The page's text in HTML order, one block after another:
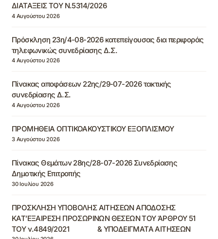
ΔΙΑΤΑΞΕΙΣ ΤΟΥ Ν.5314/2026
4 Αυγούστου 2026
Πρόσκληση 23η/4-08-2026 κατεπείγουσας δια περιφοράς
τηλεφωνικώς συνεδρίασης Δ.Σ.
4 Αυγούστου 2026
Πίνακας αποφάσεων 22ης/29-07-2026 τακτικής
συνεδρίασης Δ.Σ.
4 Αυγούστου 2026
ΠΡΟΜΗΘΕΙΑ ΟΠΤΙΚΟΑΚΟΥΣΤΙΚΟΥ ΕΞΟΠΛΙΣΜΟΥ
3 Αυγούστου 2026
Πίνακας Θεμάτων 28ης/28-07-2026 Συνεδρίασης
Δημοτικής Επιτροπής
30 Ιουλίου 2026
ΠΡΟΣΚΛΗΣΗ ΥΠΟΒΟΛΗΣ ΑΙΤΗΣΕΩΝ ΑΠΟΔΟΣΗΣ
ΚΑΤ’ΕΞΑΙΡΕΣΗ ΠΡΟΣΩΡΙΝΩΝ ΘΕΣΕΩΝ ΤΟΥ ΆΡΘΡΟΥ 51
ΤΟΥ ν.4849/2021 & ΥΠΟΔΕΙΓΜΑΤΑ ΑΙΤΗΣΕΩΝ